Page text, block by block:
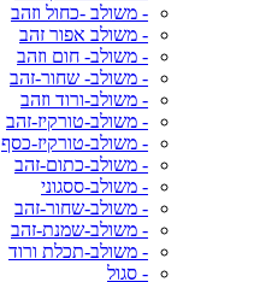
- משולב -כחול וזהב
- משולב אפור זהב
- משולב- חום וזהב
- משולב- שחור-זהב
- משולב-ורוד וזהב
- משולב-טורקיז-זהב
- משולב-טורקיז-כסף
- משולב-כתום-זהב
- משולב-ססגוני
- משולב-שחור-זהב
- משולב-שמנת-זהב
- משולב-תכלת ורוד
- סגול